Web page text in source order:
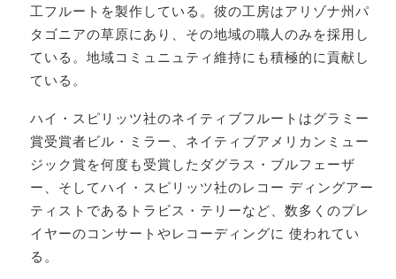
工フルートを製作している。彼の工房はアリゾナ州パ
タゴニアの草原にあり、その地域の職人のみを採用し
ている。地域コミュニュティ維持にも積極的に貢献し
ている。
ハイ・スピリッツ社のネイティブフルートはグラミー
賞受賞者ビル・ミラー、ネイティブアメリカンミュー
ジック賞を何度も受賞したダグラス・ブルフェーザ
ー、そしてハイ・スピリッツ社のレコー ディングアー
ティストであるトラビス・テリーなど、数多くのプレ
イヤーのコンサートやレコーディングに 使われてい
る。